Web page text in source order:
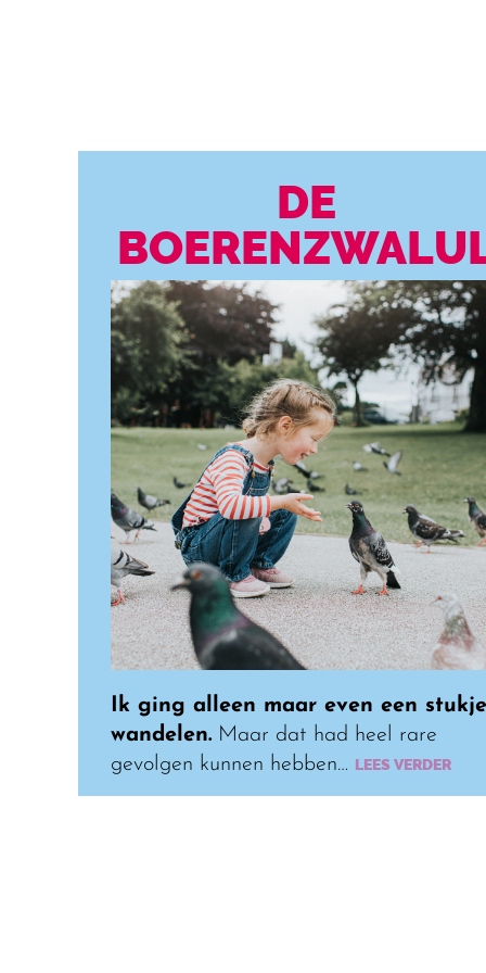
DE
Ik ging alleen maar even een stukje
wandelen. Maar dat had heel rare
gevolgen kunnen hebben… LEES VERDER